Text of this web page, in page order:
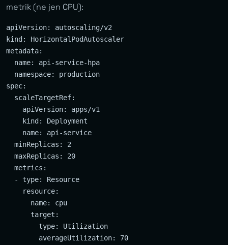
metrik (ne jen CPU):
apiVersion: autoscaling/v2
kind: HorizontalPodAutoscaler
metadata:
  name: api-service-hpa
  namespace: production
spec:
  scaleTargetRef:
    apiVersion: apps/v1
    kind: Deployment
    name: api-service
  minReplicas: 2
  maxReplicas: 20
  metrics:
  - type: Resource
    resource:
      name: cpu
      target:
        type: Utilization
        averageUtilization: 70